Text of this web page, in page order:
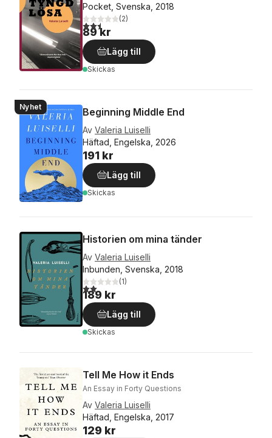
Pocket, Svenska, 2018
2,5utav 5 stjärnor. Totalt antal röster:
(2)
89 kr
Lägg till
Skickas
Nyhet Beginning Middle End
Av Valeria Luiselli
Häftad, Engelska, 2026
191 kr
Lägg till
Skickas
Historien om mina tänder
Av Valeria Luiselli
Inbunden, Svenska, 2018
2,0utav 5 stjärnor. Totalt antal röster:
(1)
189 kr
Lägg till
Skickas
Tell Me How it Ends
An Essay in Forty Questions
Av Valeria Luiselli
Häftad, Engelska, 2017
129 kr